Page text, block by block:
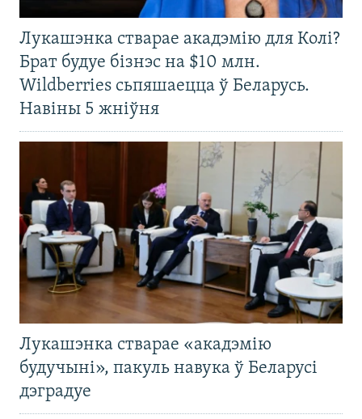
Лукашэнка стварае акадэмію для Колі?
Брат будуе бізнэс на $10 млн.
Wildberries сьпяшаецца ў Беларусь.
Навіны 5 жніўня
Лукашэнка стварае «акадэмію
будучыні», пакуль навука ў Беларусі
дэградуе